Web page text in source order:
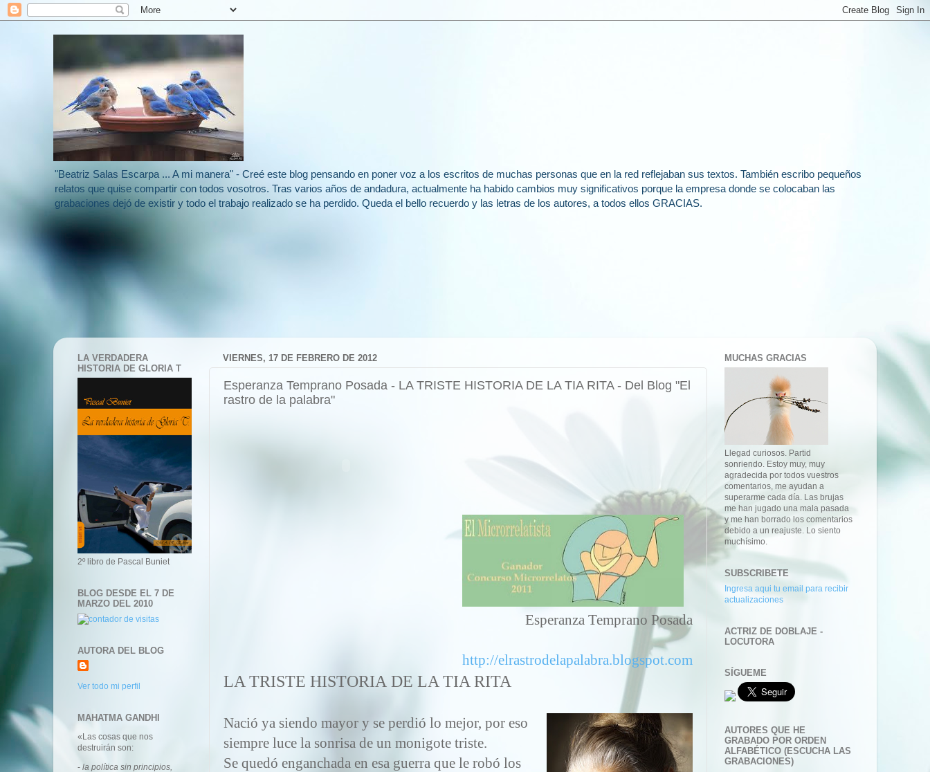
"Beatriz Salas Escarpa ... A mi manera" - Creé este blog pensando en poner voz a los escritos de muchas personas que en la red reflejaban sus textos. También escribo pequeños
relatos que quise compartir con todos vosotros. Tras varios años de andadura, actualmente ha habido cambios muy significativos porque la empresa donde se colocaban las
grabaciones dejó de existir y todo el trabajo realizado se ha perdido. Queda el bello recuerdo y las letras de los autores, a todos ellos GRACIAS.
VIERNES, 17 DE FEBRERO DE 2012
Esperanza Temprano Posada - LA TRISTE HISTORIA DE LA TIA RITA - Del Blog "El
rastro de la palabra"
Esperanza Temprano Posada
http://elrastrodelapalabra.blogspot.com
LA TRISTE HISTORIA DE LA TIA RITA
Nació ya siendo mayor y se perdió lo mejor, por eso
siempre luce la sonrisa de un monigote triste.
Se quedó enganchada en esa guerra que le robó los
LA VERDADERA
HISTORIA DE GLORIA T
2º libro de Pascal Buniet
BLOG DESDE EL 7 DE
MARZO DEL 2010
AUTORA DEL BLOG
Ver todo mi perfil
MAHATMA GANDHI
«Las cosas que nos
destruirán son:
- la política sin principios,
MUCHAS GRACIAS
Llegad curiosos. Partid
sonriendo. Estoy muy, muy
agradecida por todos vuestros
comentarios, me ayudan a
superarme cada día. Las brujas
me han jugado una mala pasada
y me han borrado los comentarios
debido a un reajuste. Lo siento
muchísimo.
SUBSCRIBETE
Ingresa aqui tu email para recibir
actualizaciones
ACTRIZ DE DOBLAJE -
LOCUTORA
SÍGUEME
AUTORES QUE HE
GRABADO POR ORDEN
ALFABÉTICO (ESCUCHA LAS
GRABACIONES)